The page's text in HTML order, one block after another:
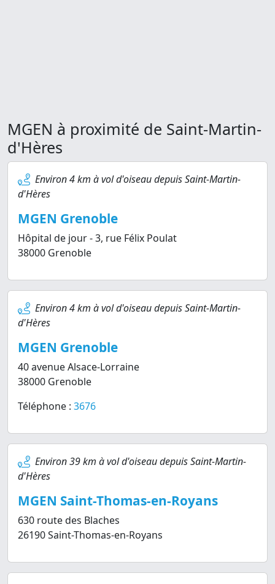
MGEN à proximité de Saint-Martin-
d'Hères
Environ 4 km à vol d'oiseau depuis Saint-Martin-
d'Hères
MGEN Grenoble
Hôpital de jour - 3, rue Félix Poulat
38000 Grenoble
Environ 4 km à vol d'oiseau depuis Saint-Martin-
d'Hères
MGEN Grenoble
40 avenue Alsace-Lorraine
38000 Grenoble
Téléphone : 3676
Environ 39 km à vol d'oiseau depuis Saint-Martin-
d'Hères
MGEN Saint-Thomas-en-Royans
630 route des Blaches
26190 Saint-Thomas-en-Royans